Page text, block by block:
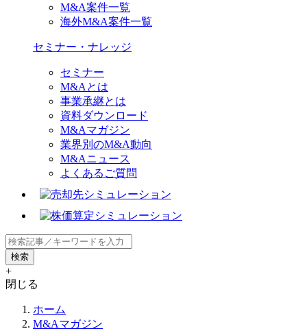
M&A案件一覧
海外M&A案件一覧
セミナー・ナレッジ
セミナー
M&Aとは
事業承継とは
資料ダウンロード
M&Aマガジン
業界別のM&A動向
M&Aニュース
よくあるご質問
+
閉じる
ホーム
M&Aマガジン